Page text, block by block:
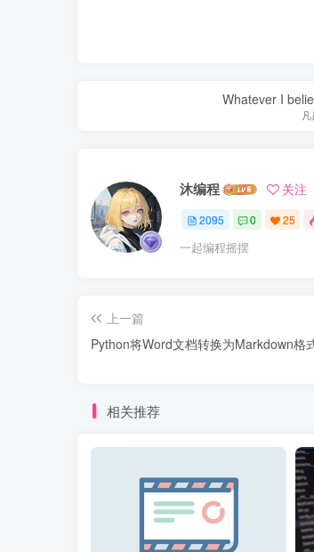
Whatever I
沐编程 关注
2095 0 25
一起编程摇摆
上一篇
Python将Word文档转换为Markdown格
相关推荐